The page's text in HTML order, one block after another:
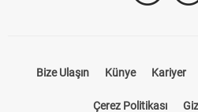
Künye Kariyer